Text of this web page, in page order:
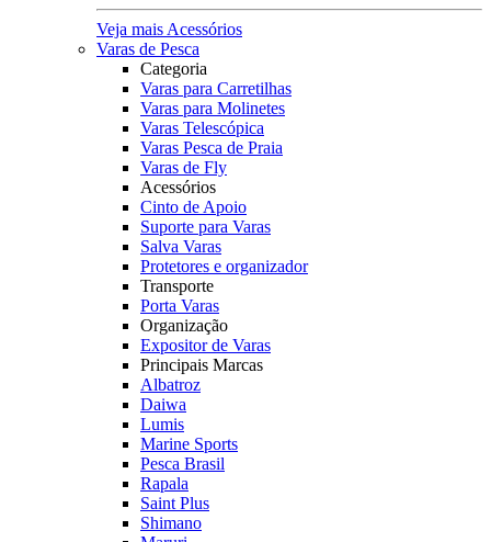
Veja mais Acessórios
Varas de Pesca
Categoria
Varas para Carretilhas
Varas para Molinetes
Varas Telescópica
Varas Pesca de Praia
Varas de Fly
Acessórios
Cinto de Apoio
Suporte para Varas
Salva Varas
Protetores e organizador
Transporte
Porta Varas
Organização
Expositor de Varas
Principais Marcas
Albatroz
Daiwa
Lumis
Marine Sports
Pesca Brasil
Rapala
Saint Plus
Shimano